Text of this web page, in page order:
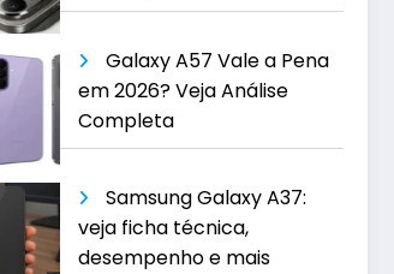
Galaxy A57 Vale a Pena
em 2026? Veja Análise
Completa
Samsung Galaxy A37:
veja ficha técnica,
desempenho e mais